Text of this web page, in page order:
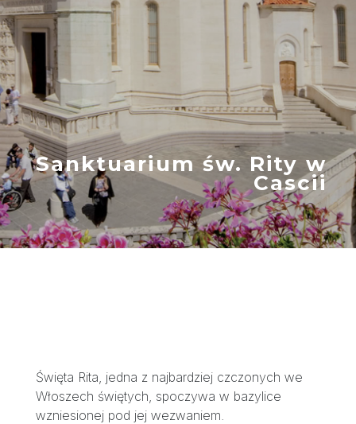
Sanktuarium św. Rity w
Cascii
Święta Rita, jedna z najbardziej czczonych we
Włoszech świętych, spoczywa w bazylice
wzniesionej pod jej wezwaniem.